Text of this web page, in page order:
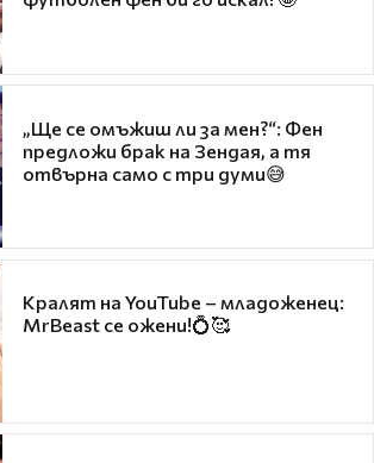
„Ще се омъжиш ли за мен?“: Фен
предложи брак на Зендая, а тя
отвърна само с три думи😅
Кралят на YouTube – младоженец:
MrBeast се ожени!💍🥰